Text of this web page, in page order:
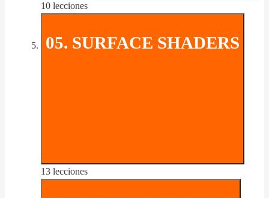
10 lecciones
05. SURFACE SHADERS
13 lecciones